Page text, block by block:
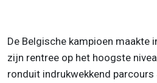
De Belgische kampioen maakte
zijn rentree op het hoogste
ronduit indrukwekkend